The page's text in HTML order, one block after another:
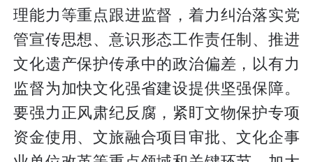
理能力等重点跟进监督，着力纠治落实党
管宣传思想、意识形态工作责任制、推进
文化遗产保护传承中的政治偏差，以有力
监督为加快文化强省建设提供坚强保障。
要强力正风肃纪反腐，紧盯文物保护专项
资金使用、文旅融合项目审批、文化企事